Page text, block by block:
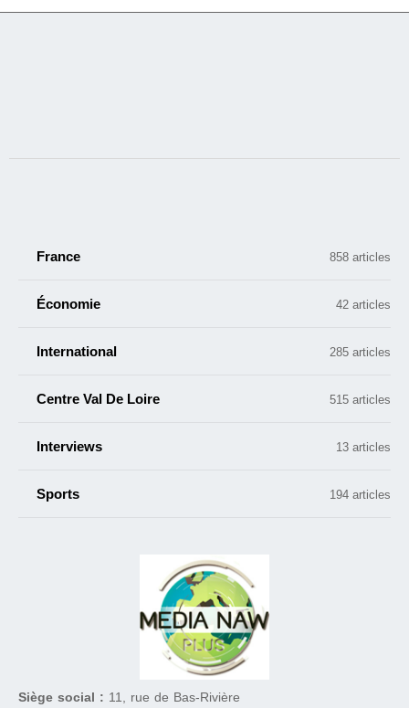
France 858 articles
Économie 42 articles
International 285 articles
Centre Val De Loire 515 articles
Interviews 13 articles
Sports 194 articles
Siège social : 11, rue de Bas-Rivière